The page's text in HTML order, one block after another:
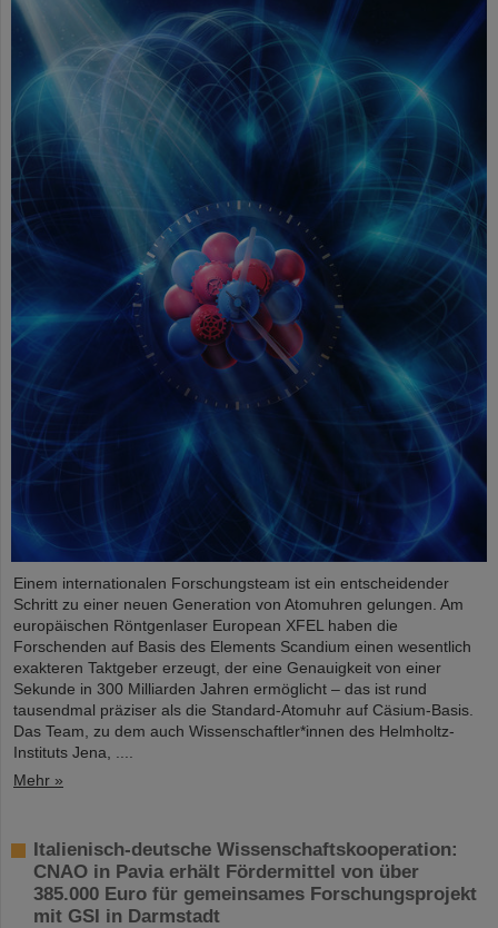
Einem internationalen Forschungsteam ist ein entscheidender
Schritt zu einer neuen Generation von Atomuhren gelungen. Am
europäischen Röntgenlaser European XFEL haben die
Forschenden auf Basis des Elements Scandium einen wesentlich
exakteren Taktgeber erzeugt, der eine Genauigkeit von einer
Sekunde in 300 Milliarden Jahren ermöglicht – das ist rund
tausendmal präziser als die Standard-Atomuhr auf Cäsium-Basis.
Das Team, zu dem auch Wissenschaftler*innen des Helmholtz-
Instituts Jena, ....
Mehr »
Italienisch-deutsche Wissenschaftskooperation:
CNAO in Pavia erhält Fördermittel von über
385.000 Euro für gemeinsames Forschungsprojekt
mit GSI in Darmstadt